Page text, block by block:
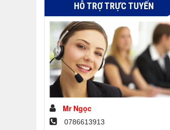
HỖ TRỢ TRỰC TUYẾN
Mr Ngọc
0786613913